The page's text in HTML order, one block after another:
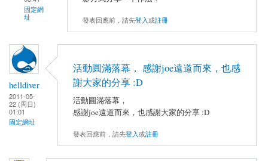
固定網
址
發表回應前，請先登入或註冊
helldiver
2011-05-
22 (周日)
01:01
固定網址
活動圓滿落幕， 感謝joe遠道而來，也感
謝大家的分享 :D
活動圓滿落幕，
感謝joe遠道而來，也感謝大家的分享 :D
發表回應前，請先登入或註冊